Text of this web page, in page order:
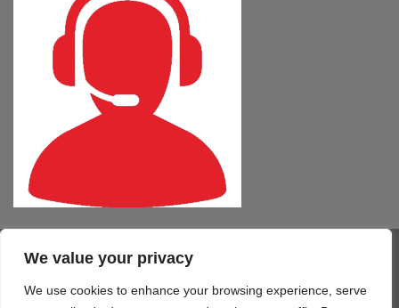
We value your privacy
We use cookies to enhance your browsing experience, serve
Visa PayPal MasterCard
Delivery
COMPUTER – TABLET – SMARTPHONE SOFTWARE
SERVIZI